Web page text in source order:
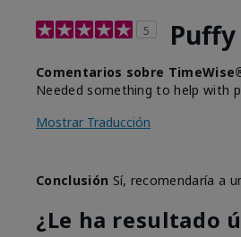
5 Puffy
Comentarios sobre
Needed something to help with
Mostrar Traducción
Conclusión Sí, recomendaría a
¿Le ha resultado